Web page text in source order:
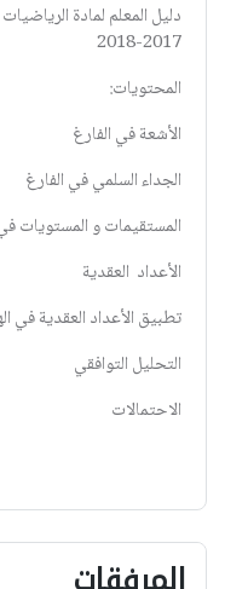
دليل المعلم لمادة
2017-2018
المحتويات:
الأشعة في الفارغ
الجداء السلمي في الفارغ
المستقيمات و المستويات
الأعداد العقدية
تطبيق الأعداد العقدية في
التحليل التوافقي
الاحتمالات